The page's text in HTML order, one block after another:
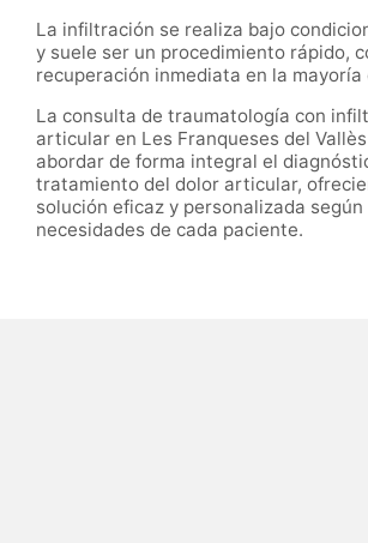
La infiltración se realiza bajo
y suele ser un procedimiento rápido,
recuperación inmediata en la mayoría
La consulta de traumatología con
articular en Les Franqueses del
abordar de forma integral el
tratamiento del dolor articular,
solución eficaz y personalizada según
necesidades de cada paciente.